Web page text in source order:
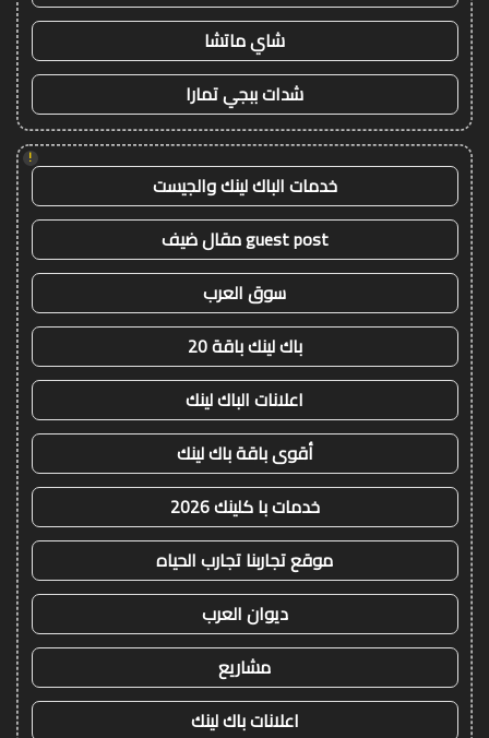
شاي ماتشا
شدات ببجي تمارا
!
خدمات الباك لينك والجيست
guest post مقال ضيف
سوق العرب
باك لينك باقة 20
اعلانات الباك لينك
أقوى باقة باك لينك
خدمات با كلينك 2026
موقع تجاربنا تجارب الحياه
ديوان العرب
مشاريع
اعلانات باك لينك